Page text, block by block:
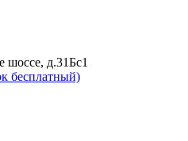
шоссе, д.31Бс1
бесплатный)